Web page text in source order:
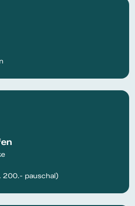
200.- pauschal)